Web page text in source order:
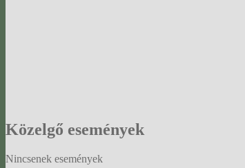
Közelgő események
Nincsenek események